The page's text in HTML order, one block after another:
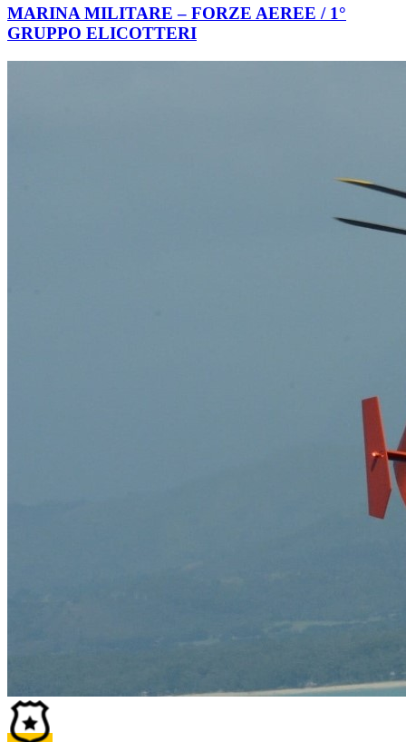
MARINA MILITARE – FORZE AEREE / 1°
GRUPPO ELICOTTERI